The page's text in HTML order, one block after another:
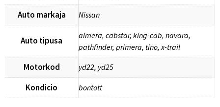
Auto markaja Nissan
Auto tipusa
almera, cabstar, king-cab, navara,
pathfinder, primera, tino, x-trail
Motorkod yd22, yd25
Kondicio bontott